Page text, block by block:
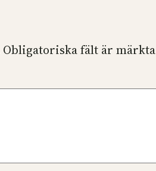
Obligatoriska fält är märkta